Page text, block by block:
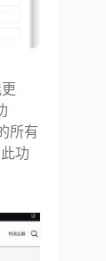
所有
功